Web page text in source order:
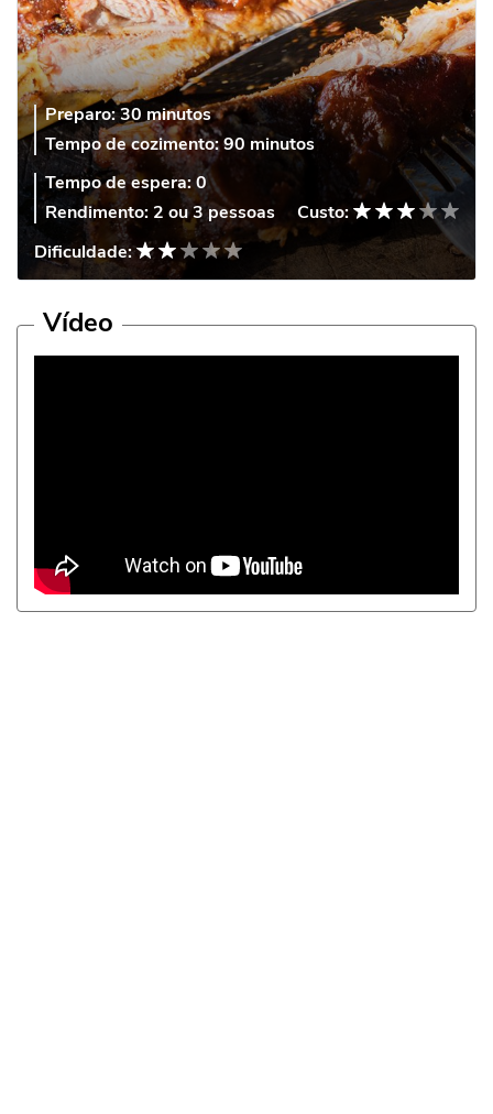
Preparo:30 minutos
Tempo de cozimento:90 minutos
Tempo de espera:0
Rendimento: 2 ou 3 pessoas
Custo:
Dificuldade:
Vídeo